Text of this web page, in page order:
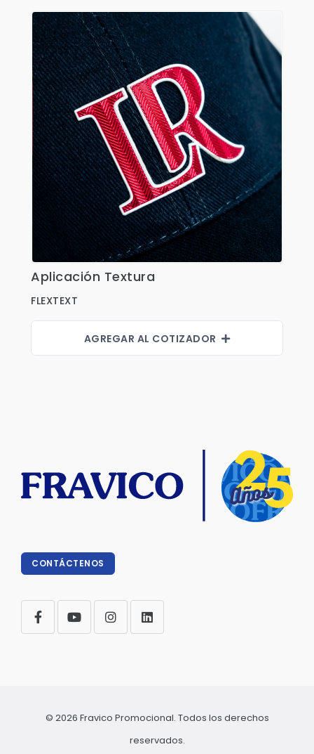
Ver Detalles
Aplicación Textura
FLEXTEXT
AGREGAR AL COTIZADOR
CONTÁCTENOS
© 2026 Fravico Promocional. Todos los derechos
reservados.